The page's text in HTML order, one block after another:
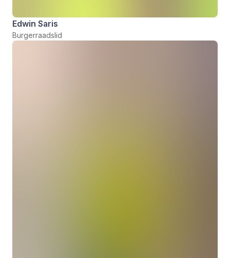
Edwin Saris
Burgerraadslid